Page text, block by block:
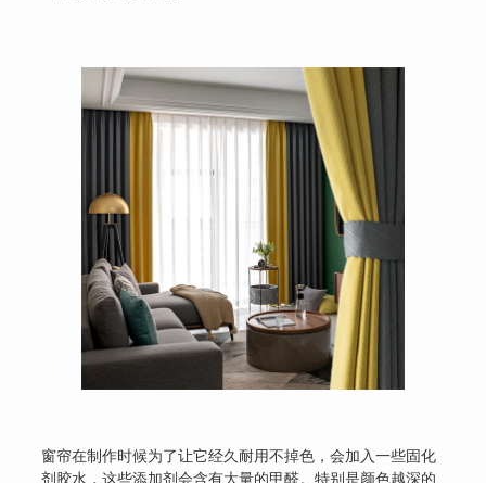
窗帘在制作时候为了让它经久耐用不掉色，会加入一些固化
剂胶水，这些添加剂会含有大量的甲醛。特别是颜色越深的